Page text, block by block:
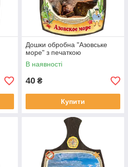
Дошки обробна "Азовське
море" з печаткою
В наявності
40 ₴
Купити